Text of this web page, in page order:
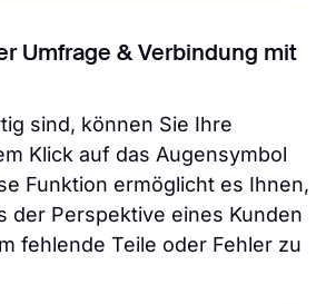
Umfrage & Verbindung mit
sind, können Sie Ihre
Klick auf das Augensymbol
Funktion ermöglicht es Ihnen,
der Perspektive eines Kunden
fehlende Teile oder Fehler zu